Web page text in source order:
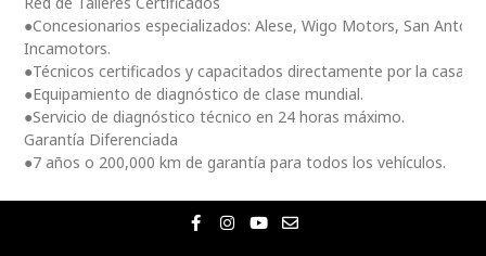
●Concesionarios especializados: Alese, Wigo Motors, San
Incamotors.
●Técnicos certificados y capacitados directamente por la casa
●Equipamiento de diagnóstico de clase mundial.
●Servicio de diagnóstico técnico en 24 horas máximo.
Garantía Diferenciada
●7 años o 200,000 km de garantía para todos los vehículos.
F
a
I
n
Y
o
E
n